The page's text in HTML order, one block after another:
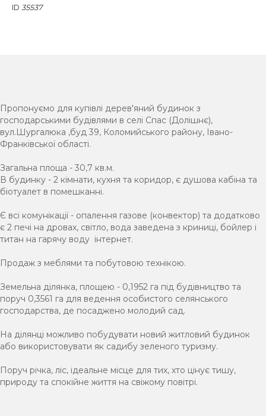
ID 35537
Пропонуємо для купівлі дерев'яний будинок з
господарськими будівлями в селі Спас (Долішнє),
вул.Шургалюка ,буд 39, Коломийського району, Івано-
Франківської області.
Загальна площа - 30,7 кв.м.
В будинку - 2 кімнати, кухня та коридор, є душова кабіна та
біотуалет в помешканні.
Є всі комунікації - опалення газове (конвектор) та додатково
є 2 печі на дровах, світло, вода заведена з криниці, бойлер і
титан на гарячу воду інтернет.
Продаж з меблями та побутовою технікою.
Земельна ділянка, площею - 0,1952 га під будівництво та
поруч 0,3561 га для ведення особистого селянського
господарства, де посаджено молодий сад.
На ділянці можливо побудувати новий житловий будинок
або використовувати як садибу зеленого туризму.
Поруч річка, ліс, ідеальне місце для тих, хто цінує тишу,
природу та спокійне життя на свіжому повітрі.